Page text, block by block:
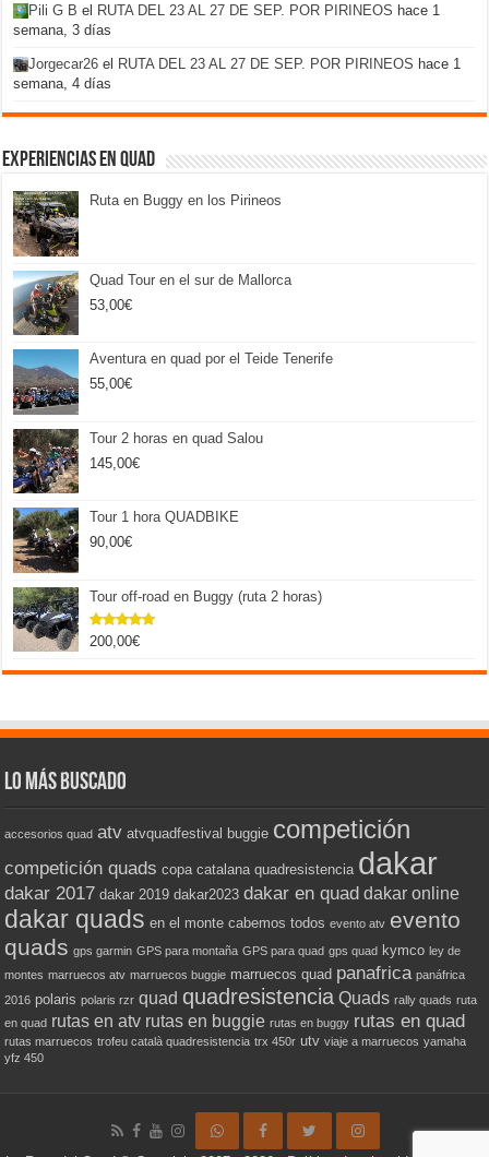
Pili G B el RUTA DEL 23 AL 27 DE SEP. POR PIRINEOS hace 1
semana, 3 días
Jorgecar26 el RUTA DEL 23 AL 27 DE SEP. POR PIRINEOS hace 1
semana, 4 días
Experiencias en Quad
Ruta en Buggy en los Pirineos
Quad Tour en el sur de Mallorca
53,00€
Aventura en quad por el Teide Tenerife
55,00€
Tour 2 horas en quad Salou
145,00€
Tour 1 hora QUADBIKE
90,00€
Tour off-road en Buggy (ruta 2 horas)
Valorado
de 5
200,00€
Lo más buscado
accesorios quad atv atvquadfestival buggie competición
competición quads copa catalana quadresistencia dakar
dakar 2017 dakar 2019 dakar2023 dakar en quad dakar online
dakar quads en el monte cabemos todos evento atv evento
quads gps garmin GPS para montaña GPS para quad gps quad kymco ley de
montes marruecos atv marruecos buggie marruecos quad panafrica panáfrica
2016 polaris polaris rzr quad quadresistencia Quads rally quads ruta
en quad rutas en atv rutas en buggie rutas en buggy rutas en quad
rutas marruecos trofeu català quadresistencia trx 450r utv viaje a marruecos yamaha
yfz 450